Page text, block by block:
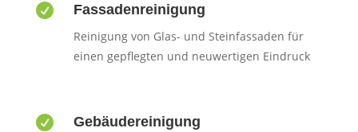
 Fassadenreinigung
Reinigung von Glas- und Steinfassaden für
einen gepflegten und neuwertigen Eindruck
 Gebäudereinigung